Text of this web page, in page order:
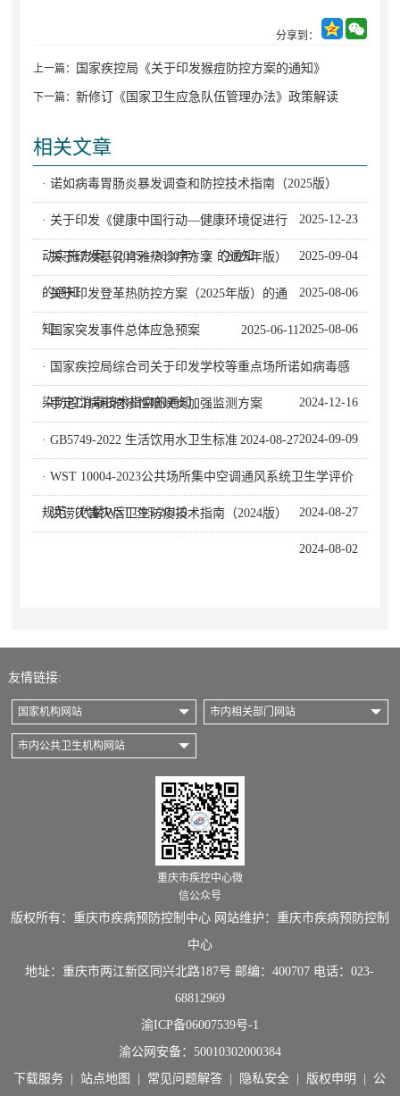
分享到：
上一篇： 国家疾控局《关于印发猴痘防控方案的通知》
下一篇： 新修订《国家卫生应急队伍管理办法》政策解读
相关文章
· 诺如病毒胃肠炎暴发调查和防控技术指南（2025版）
2025-12-23
· 关于印发《健康中国行动—健康环境促进行
动实施方案（2025—2030年）》的通知 2025-09-04
· 关于印发基孔肯雅热诊疗方案（2025年版）
的通知 2025-08-06
· 关于印发登革热防控方案（2025年版）的通
知 2025-08-06
· 国家突发事件总体应急预案 2025-06-11
· 国家疾控局综合司关于印发学校等重点场所诺如病毒感
染防控消毒技术指南的通知 2024-12-16
· 手足口病和疱疹性咽峡炎加强监测方案
2024-09-09
· GB5749-2022 生活饮用水卫生标准 2024-08-27
· WST 10004-2023公共场所集中空调通风系统卫生学评价
规范（代替WST 395-2012） 2024-08-27
· 洪涝灾害灾后卫生防疫技术指南（2024版）
2024-08-02
友情链接:
国家机构网站 市内相关部门网站
市内公共卫生机构网站
重庆市疾控中心微
信公众号
版权所有：重庆市疾病预防控制中心 网站维护：重庆市疾病预防控制
中心
地址：重庆市两江新区同兴北路187号 邮编：400707 电话：023-
68812969
渝ICP备06007539号-1
渝公网安备： 50010302000384
下载服务 |站点地图 常见问题解答 隐私安全 版权申明 公